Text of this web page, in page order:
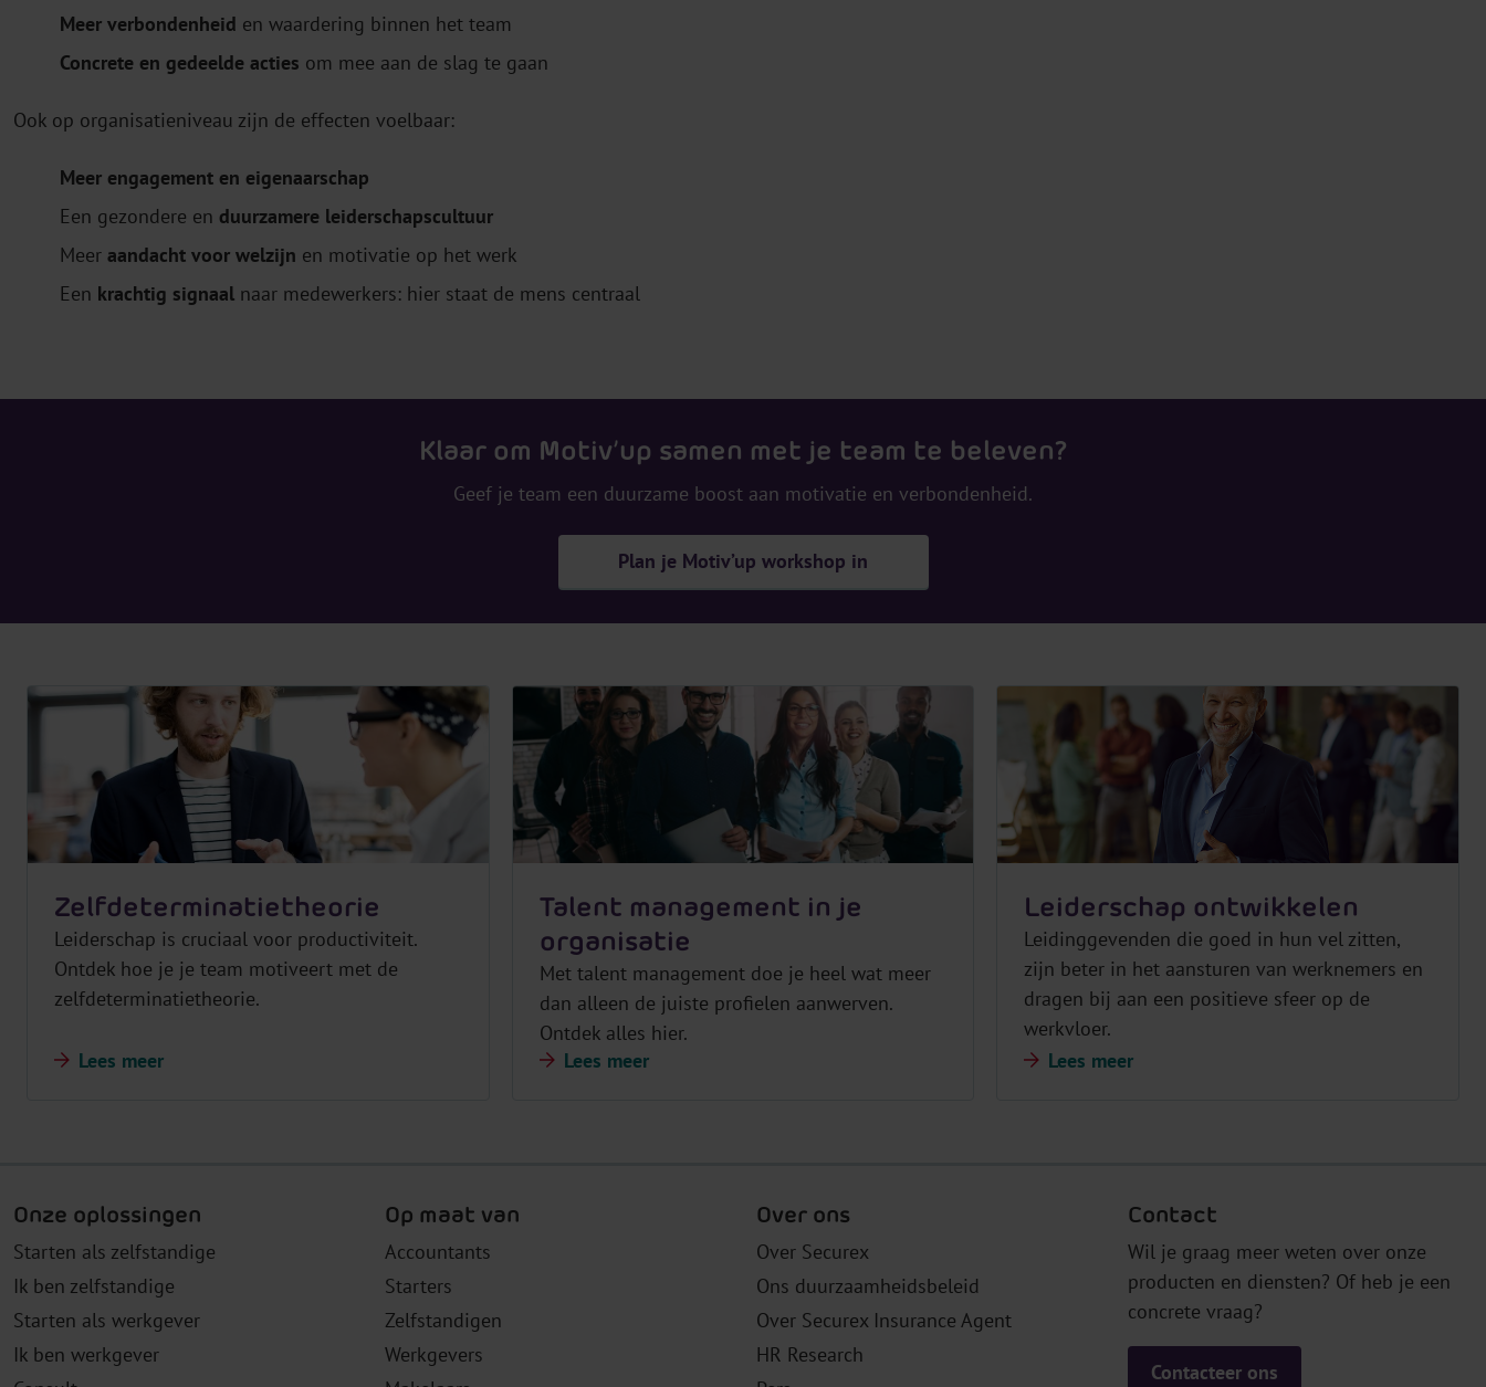
Meer verbondenheid en waardering binnen het team
Concrete en gedeelde acties om mee aan de slag te gaan
Ook op organisatieniveau zijn de effecten voelbaar:
Meer engagement en eigenaarschap
Een gezondere en duurzamere leiderschapscultuur
Meer aandacht voor welzijn en motivatie op het werk
Een krachtig signaal naar medewerkers: hier staat de mens centraal
Klaar om Motiv’up samen met je team te beleven?
Geef je team een duurzame boost aan motivatie en verbondenheid.
Plan je Motiv’up workshop in
Zelfdeterminatietheorie
Leiderschap is cruciaal voor productiviteit.
Ontdek hoe je je team motiveert met de
zelfdeterminatietheorie.
Lees meer
Talent management in je
organisatie
Met talent management doe je heel wat meer
dan alleen de juiste profielen aanwerven.
Ontdek alles hier.
Lees meer
Leiderschap ontwikkelen
Leidinggevenden die goed in hun vel zitten,
zijn beter in het aansturen van werknemers en
dragen bij aan een positieve sfeer op de
werkvloer.
Lees meer
Onze oplossingen
Starten als zelfstandige
Ik ben zelfstandige
Starten als werkgever
Ik ben werkgever
Op maat van
Accountants
Starters
Zelfstandigen
Werkgevers
Over ons
Over Securex
Ons duurzaamheidsbeleid
Over Securex Insurance Agent
HR Research
Contact
Wil je graag meer weten over onze
producten en diensten? Of heb je een
concrete vraag?
Contacteer ons